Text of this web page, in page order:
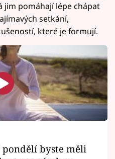
pomáhají lépe chápat
setkání,
které je formují.
byste měli